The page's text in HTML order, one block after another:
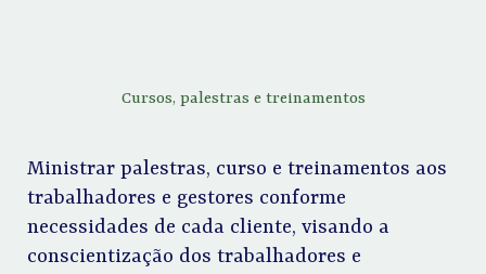
Cursos, palestras e treinamentos
Ministrar palestras, curso e treinamentos aos
trabalhadores e gestores conforme
necessidades de cada cliente, visando a
conscientização dos trabalhadores e